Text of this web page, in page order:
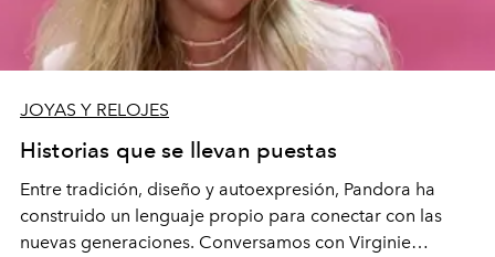
JOYAS Y RELOJES
Historias que se llevan puestas
Entre tradición, diseño y autoexpresión, Pandora ha
construido un lenguaje propio para conectar con las
nuevas generaciones. Conversamos con Virginie